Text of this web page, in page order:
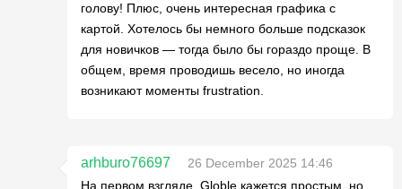
голову! Плюс, очень интересная графика с
картой. Хотелось бы немного больше подсказок
для новичков — тогда было бы гораздо проще. В
общем, время проводишь весело, но иногда
возникают моменты frustration.
arhburo76697
26 December 2025 14:46
На первом взгляде, Globle кажется простым, но